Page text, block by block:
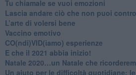
​Tu chiamale se vuoi emozioni
​Lascia andare ciò che non puoi
L’arte di volersi bene
​Vaccino emotivo
CO(ndi)VID(iamo) esperienze
​E che il 2021 abbia inizio!
​Natale 2020…un Natale che
Un aiuto per le difficoltà quotidiane: